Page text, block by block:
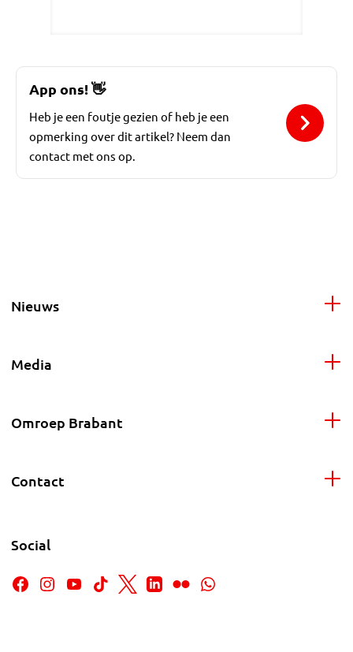
App ons!👋
Heb je een foutje gezien of heb je een
opmerking over dit artikel? Neem dan
contact met ons op.
Nieuws
Media
Omroep Brabant
Contact
Social